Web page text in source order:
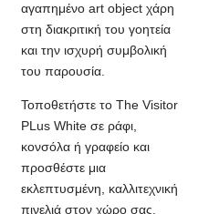
αγαπημένο art object χάρη
στη διακριτική του γοητεία
και την ισχυρή συμβολική
του παρουσία.
Τοποθετήστε το The Visitor
PLus White σε ράφι,
κονσόλα ή γραφείο και
προσθέστε μια
εκλεπτυσμένη, καλλιτεχνική
πινελιά στον χώρο σας.